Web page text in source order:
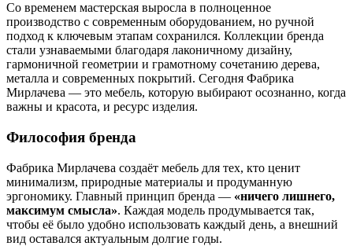
Со временем мастерская выросла в полноценное
производство с современным оборудованием, но ручной
подход к ключевым этапам сохранился. Коллекции бренда
стали узнаваемыми благодаря лаконичному дизайну,
гармоничной геометрии и грамотному сочетанию дерева,
металла и современных покрытий. Сегодня Фабрика
Мирлачева — это мебель, которую выбирают осознанно, когда
важны и красота, и ресурс изделия.
Философия бренда
Фабрика Мирлачева создаёт мебель для тех, кто ценит
минимализм, природные материалы и продуманную
эргономику. Главный принцип бренда — «ничего лишнего,
максимум смысла». Каждая модель продумывается так,
чтобы её было удобно использовать каждый день, а внешний
вид оставался актуальным долгие годы.